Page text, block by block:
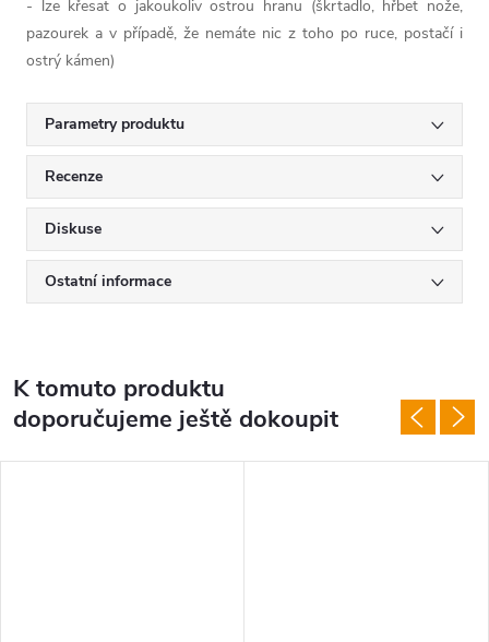
- lze křesat o jakoukoliv ostrou hranu (škrtadlo, hřbet nože,
pazourek a v případě, že nemáte nic z toho po ruce, postačí i
ostrý kámen)
Parametry produktu
Recenze
Diskuse
Ostatní informace
K tomuto produktu
doporučujeme ještě dokoupit